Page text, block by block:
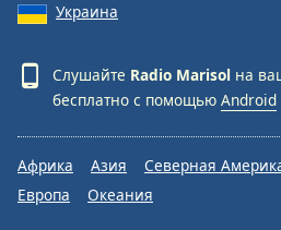
Украина
Слушайте Radio Marisol на
бесплатно с помощью Android
Африка Азия Северная
Европа
Океания